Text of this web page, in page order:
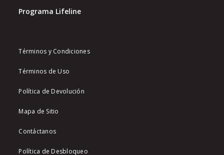
Programa Lifeline
Términos y Condiciones
Términos de Uso
Política de Devolución
Mapa de Sitio
Contáctanos
Política de Desbloqueo